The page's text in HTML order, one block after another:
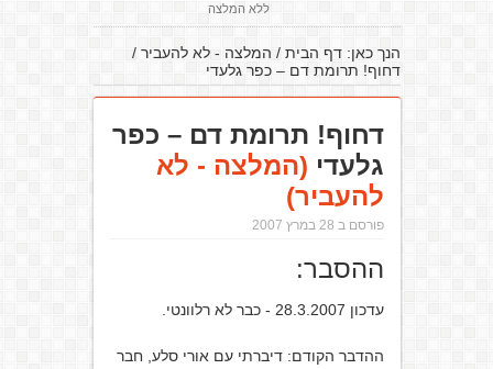
ללא המלצה
הנך כאן:דף הבית / המלצה - לא להעביר /
דחוף! תרומת דם – כפר גלעדי
דחוף! תרומת דם – כפר
גלעדי (המלצה - לא
להעביר)
פורסם ב 28 במרץ 2007
ההסבר:
עדכון 28.3.2007 - כבר לא רלוונטי.
ההדבר הקודם: דיברתי עם אורי סלע, חבר